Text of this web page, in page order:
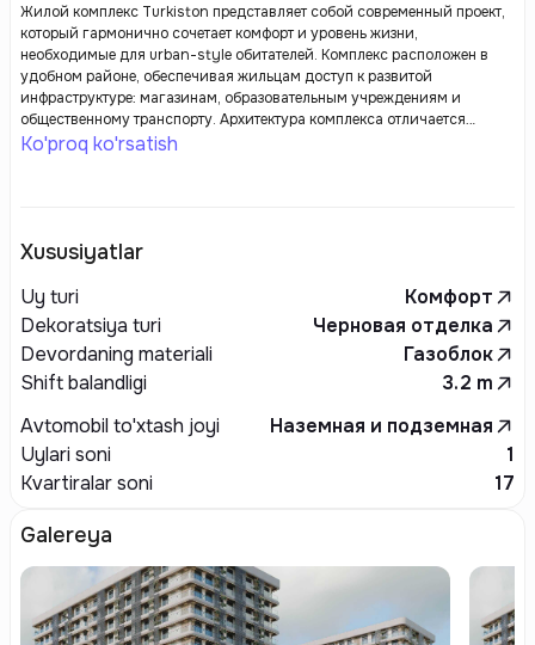
Жилой комплекс Turkiston представляет собой современный проект,
который гармонично сочетает комфорт и уровень жизни,
необходимые для urban-style обитателей. Комплекс расположен в
удобном районе, обеспечивая жильцам доступ к развитой
инфраструктуре: магазинам, образовательным учреждениям и
общественному транспорту. Архитектура комплекса отличается
стильным дизайном и использует высококачественные материалы,
Ko'proq ko'rsatish
Xususiyatlar
Uy turi
Комфорт
Dekoratsiya turi
Черновая отделка
Devordaning materiali
Газоблок
Shift balandligi
3.2 m
Avtomobil to'xtash joyi
Наземная и подземная
Uylari soni
1
Kvartiralar soni
17
Galereya